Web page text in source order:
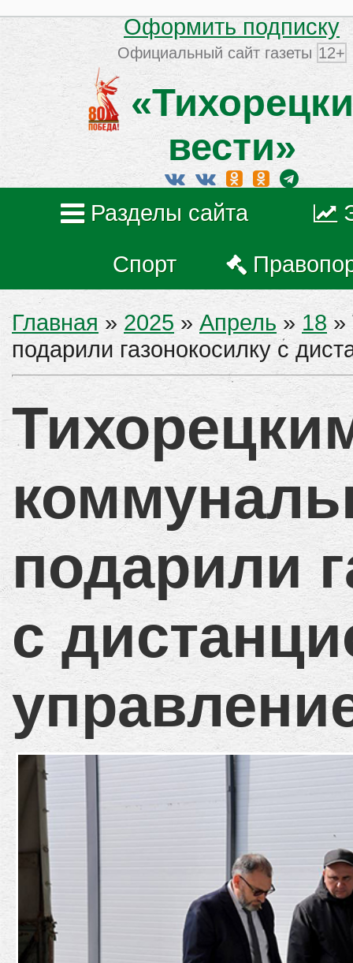
Оформить подписку
Официальный сайт газеты 12+
вести»
Разделы сайта
Спорт
Главная » 2025 » Апрель » 18»
подарили газонокосилку с
подарили
с